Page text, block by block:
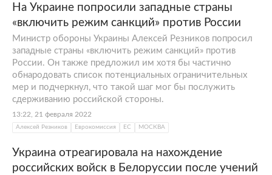
На Украине попросили западные страны
«включить режим санкций» против России
Министр обороны Украины Алексей Резников попросил
западные страны «включить режим санкций» против
России. Он также предложил им хотя бы частично
обнародовать список потенциальных ограничительных
мер и подчеркнул, что такой шаг мог бы послужить
сдерживанию российской стороны.
13:22, 21 февраля 2022
Алексей Резников Еврокомиссия ЕС МОСКВА
Украина отреагировала на нахождение
российских войск в Белоруссии после учений